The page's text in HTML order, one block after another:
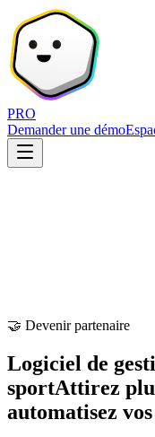
PRO
Demander une démo
🤝 Devenir partenaire
Logiciel de
sportAttirez
automatisez